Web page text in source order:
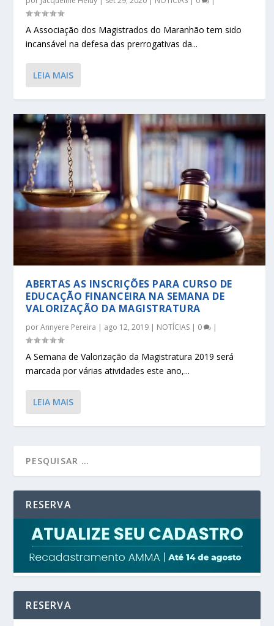
A Associação dos Magistrados do Maranhão tem sido
incansável na defesa das prerrogativas da...
LEIA MAIS
ABERTAS AS INSCRIÇÕES PARA CURSO DE
EDUCAÇÃO FINANCEIRA NA SEMANA DE
VALORIZAÇÃO DA MAGISTRATURA
porAnnyere Pereira | ago 12, 2019 | NOTÍCIAS | 0 |
A Semana de Valorização da Magistratura 2019 será
marcada por várias atividades este ano,...
LEIA MAIS
RESERVA
RESERVA